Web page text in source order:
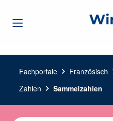
Fachportale chevron_right Französisch
Zahlen chevron_right Sammelzahlen